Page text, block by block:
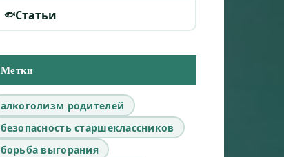
Статьи
Метки
алкоголизм родителей
безопасность старшеклассников
борьба выгорания